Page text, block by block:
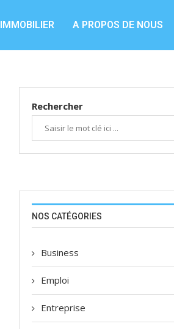
IMMOBILIER A PROPOS DE NOUS
Rechercher
NOS CATÉGORIES
Business
Emploi
Entreprise